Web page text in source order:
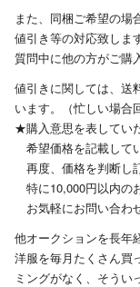
また、同梱ご希望の場
値引き等の対応致します
質問中に他の方がご購
値引きに関しては、送
います。（忙しい場合
★購入意思を表してい
希望価格を記載して
再度、価格を判断し
特に10,000円以内の
お気軽にお問い合わ
他オークションを長年
洋服を毎月たくさん買
ミングがなく、そうい